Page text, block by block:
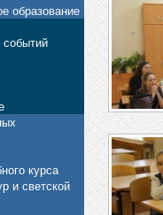
образование
курса
и светской